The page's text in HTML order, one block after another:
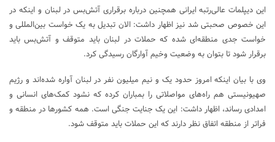
این دیپلمات عالی‌رتبه ایرانی همچنین درباره برقراری آتش‌بس در لبنان و اینکه در
این خصوص صحبتی شد نیز اظهار داشت: الان تبدیل به یک خواست بین‌المللی و
خواست جدی منطقه‌ای شده که حملات در لبنان باید متوقف و آتش‌بس باید
برقرار شود تا بتوان به وضعیت وخیم آوارگان رسیدگی کرد.
وی با بیان اینکه امروز حدود یک و نیم میلیون نفر در لبنان آواره شده‌اند و رژیم
صهیونیستی هم راه‌های مواصلاتی را بمباران کرده که نشود کمک‌های انسانی و
امدادی رساند، اظهار داشت: این یک جنایت جنگی است. همه کشورها در منطقه و
فراتر از منطقه اتفاق نظر دارند که این حملات باید متوقف شود.